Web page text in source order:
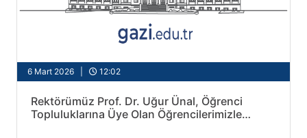
6 Mart 2026 | 12:02
Rektörümüz Prof. Dr. Uğur Ünal, Öğrenci
Topluluklarına Üye Olan Öğrencilerimizle